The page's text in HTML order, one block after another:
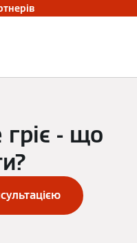
- що